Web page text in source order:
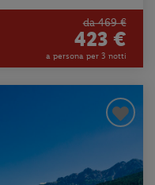
da 469 €
423 €
a persona per 3 notti